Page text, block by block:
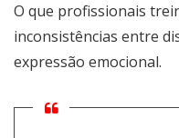
O que profissionais
inconsistências entre
expressão emocional.